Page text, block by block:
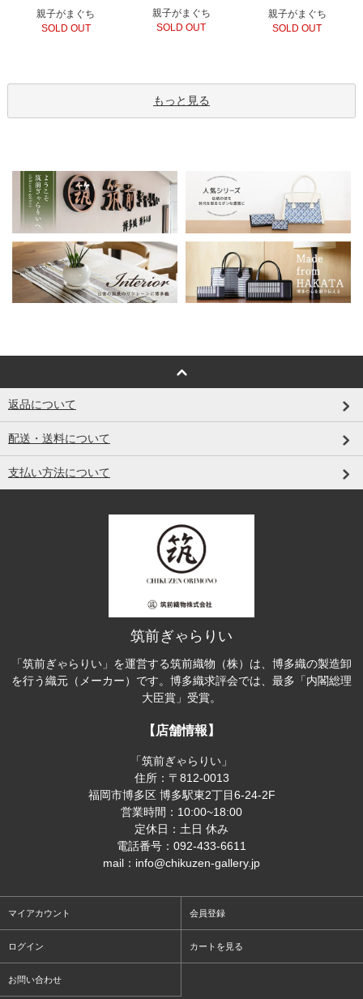
親子がまぐち
SOLD OUT
親子がまぐち
SOLD OUT
親子がまぐち
SOLD OUT
もっと見る
返品について
配送・送料について
支払い方法について
筑前ぎゃらりい
「筑前ぎゃらりい」を運営する筑前織物（株）は、博多織の製造卸
を行う織元（メーカー）です。博多織求評会では、最多「内閣総理
大臣賞」受賞。
【店舗情報】
「筑前ぎゃらりい」
住所：〒812-0013
福岡市博多区 博多駅東2丁目6-24-2F
営業時間：10:00~18:00
定休日：土日 休み
電話番号：092-433-6611
mail：info@chikuzen-gallery.jp
マイアカウント 会員登録
ログイン カートを見る
お問い合わせ